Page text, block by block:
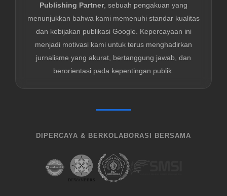
Publishing Partner, sebuah pengakuan yang
menunjukkan bahwa kami memenuhi standar kualitas
dan kebijakan publikasi Google. Kepercayaan ini
menjadi motivasi kami untuk terus menghadirkan
jurnalisme yang akurat, bertanggung jawab, dan
berorientasi pada kepentingan publik.
DIPERCAYA & BERKOLABORASI BERSAMA